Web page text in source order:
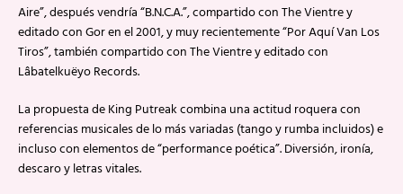
Aire”, después vendría “B.N.C.A.”, compartido con The Vientre y
editado con Gor en el 2001, y muy recientemente “Por Aquí Van Los
Tiros”, también compartido con The Vientre y editado con
Lâbatelkuëyo Records.
La propuesta de King Putreak combina una actitud roquera con
referencias musicales de lo más variadas (tango y rumba incluidos) e
incluso con elementos de “performance poética”. Diversión, ironía,
descaro y letras vitales.